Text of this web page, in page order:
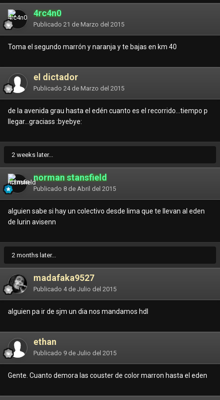
4rc4n0
Publicado 21 de Marzo del 2015
Toma el segundo marrón y naranja y te bajas en km 40
el dictador
Publicado 24 de Marzo del 2015
de la avenida grau hasta el edén cuanto es el recorrido...tiempo p
llegar...graciass :byebye:
2 weeks later...
norman stansfield
Publicado 8 de Abril del 2015
alguien sabe si hay un colectivo desde lima que te llevan al eden
de lurin avisenn
2 months later...
madafaka9527
Publicado 4 de Julio del 2015
alguien pa ir de sjm un dia nos mandamos hdl
ethan
Publicado 9 de Julio del 2015
Gente. Cuanto demora las couster de color marron hasta el eden